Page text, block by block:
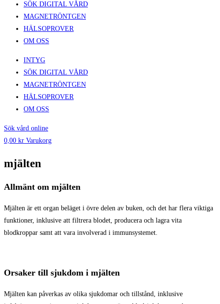
SÖK DIGITAL VÅRD
MAGNETRÖNTGEN
HÄLSOPROVER
OM OSS
INTYG
SÖK DIGITAL VÅRD
MAGNETRÖNTGEN
HÄLSOPROVER
OM OSS
Sök vård online
0,00 kr Varukorg
mjälten
Allmänt om mjälten
Mjälten är ett organ beläget i övre delen av buken, och det har flera viktiga
funktioner, inklusive att filtrera blodet, producera och lagra vita
blodkroppar samt att vara involverad i immunsystemet.
Orsaker till sjukdom i mjälten
Mjälten kan påverkas av olika sjukdomar och tillstånd, inklusive